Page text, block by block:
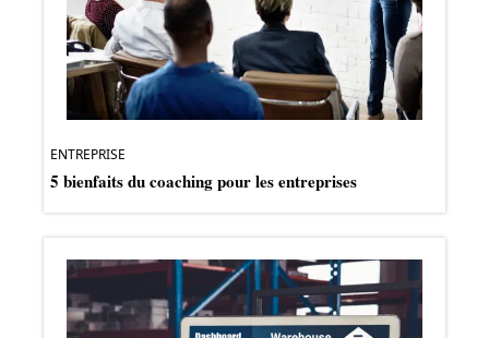
ENTREPRISE
5 bienfaits du coaching pour les entreprises